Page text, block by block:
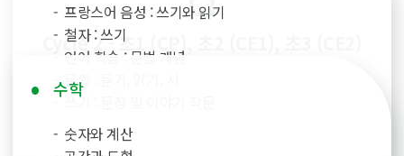
Cycle 2 - 초1 (CP), 초2 (CE1), 초3 (CE2)
프랑스어 음성 : 쓰기와 읽기
철자 : 쓰기
언어 학습 : 문법 개념
문학 : 듣기, 읽기, 시
쓰기 : 문장 및 이야기 작문
수학
숫자와 계산